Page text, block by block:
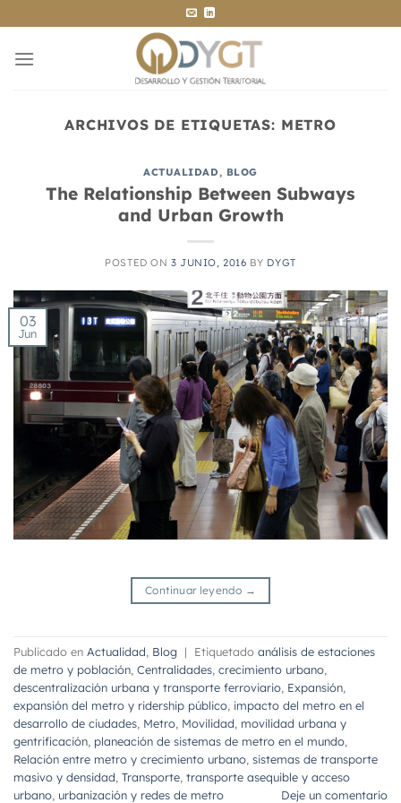
al
contenido
ARCHIVOS DE ETIQUETAS: METRO
ACTUALIDAD, BLOG
The Relationship Between Subways
and Urban Growth
POSTED ON 3 JUNIO, 2016 BY DYGT
03
Jun
Continuar leyendo →
Publicado en Actualidad, Blog | Etiquetado análisis de estaciones
de metro y población, Centralidades, crecimiento urbano,
descentralización urbana y transporte ferroviario, Expansión,
expansión del metro y ridership público, impacto del metro en el
desarrollo de ciudades, Metro, Movilidad, movilidad urbana y
gentrificación, planeación de sistemas de metro en el mundo,
Relación entre metro y crecimiento urbano, sistemas de transporte
masivo y densidad, Transporte, transporte asequible y acceso
urbano, urbanización y redes de metro Deje un comentario